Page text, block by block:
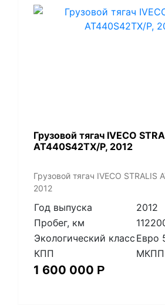
Грузовой тягач IVECO
AT440S42TX/P, 2012
Грузовой тягач IVECO STRALIS
2012
Год выпуска
2012
Пробег, км
Экологический класс Евро
КПП
МКПП
1 600 000 Р